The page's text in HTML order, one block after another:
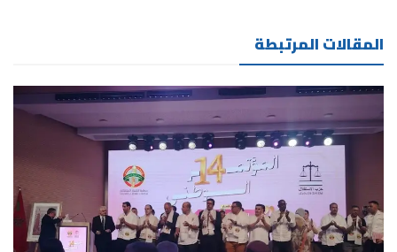
المقالات المرتبطة